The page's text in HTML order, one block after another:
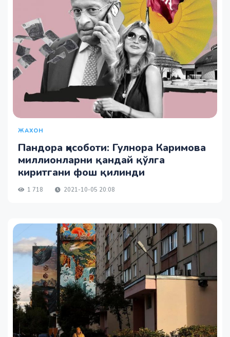
ЖАХОН
Пандора ҳисоботи: Гулнора Каримова
миллионларни қандай қўлга
киритгани фош қилинди
1 718 2021-10-05 20:08